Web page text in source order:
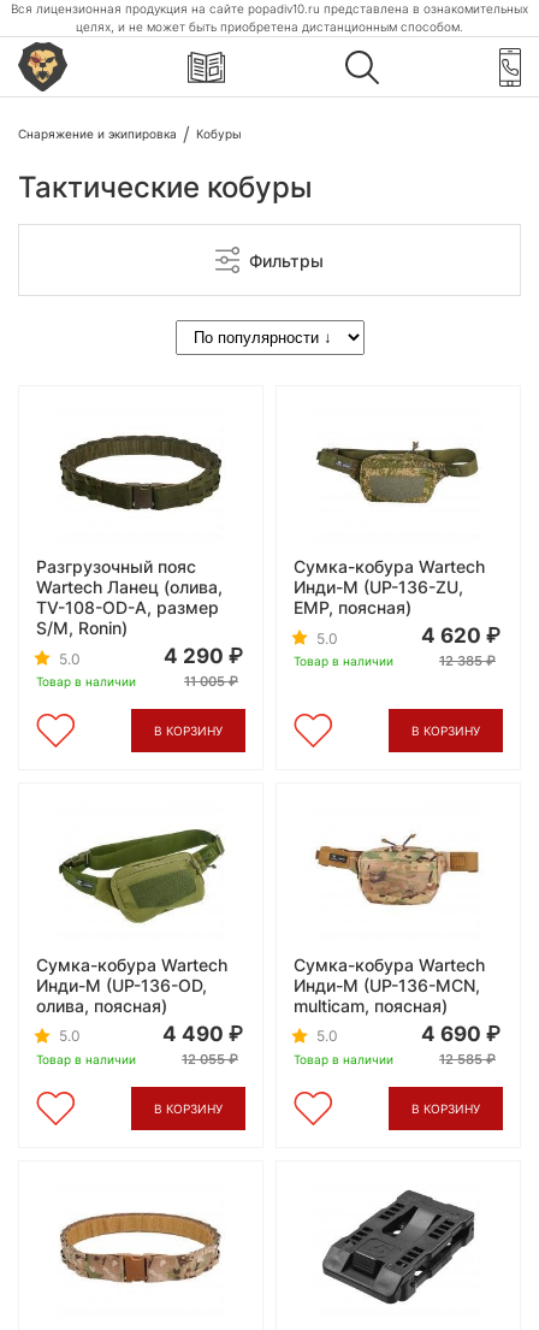
Вся лицензионная продукция на сайте popadiv10.ru представлена в ознакомительных
целях, и не может быть приобретена дистанционным способом.
Снаряжение и экипировка Кобуры
Тактические кобуры
Фильтры
Разгрузочный пояс
Wartech Ланец (олива,
TV-108-OD-A, размер
S/M, Ronin)
5.0
Товар в наличии
4 290
11 005
В КОРЗИНУ
Сумка-кобура Wartech
Инди-М (UP-136-ZU,
ЕМР, поясная)
5.0
Товар в наличии
4 620
12 385
В КОРЗИНУ
Сумка-кобура Wartech
Инди-М (UP-136-OD,
олива, поясная)
5.0
Товар в наличии
4 490
12 055
В КОРЗИНУ
Сумка-кобура Wartech
Инди-М (UP-136-MCN,
multicam, поясная)
5.0
Товар в наличии
4 690
12 585
В КОРЗИНУ